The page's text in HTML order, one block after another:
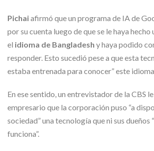
Pichaiafirmó que un programa de IA de
por su cuenta luego de que se le haya hecho
el idioma de Bangladesh y haya podido
responder. Esto sucedió pese a que esta
estaba entrenada para conocer” este
En ese sentido, un entrevistador de la CBS
empresario que la corporación puso “a
sociedad” una tecnología que ni sus dueños
funciona”.